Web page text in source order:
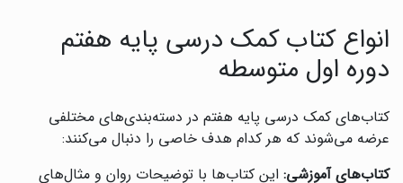
انواع کتاب کمک درسی پایه هفتم
دوره اول متوسطه
کتاب‌های کمک درسی پایه هفتم در دسته‌بندی‌های مختلفی
عرضه می‌شوند که هر کدام هدف خاصی را دنبال می‌کنند:
کتاب‌های آموزشی: این کتاب‌ها با توضیحات روان و مثال‌های